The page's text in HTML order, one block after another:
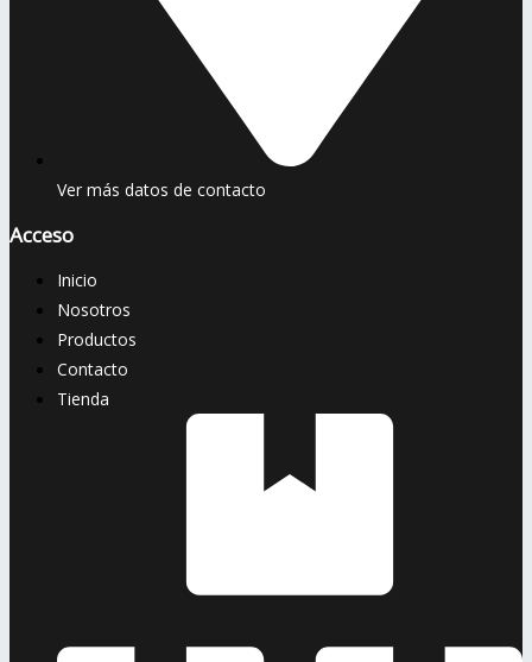
Ver más datos de contacto
Acceso
Inicio
Nosotros
Productos
Contacto
Tienda